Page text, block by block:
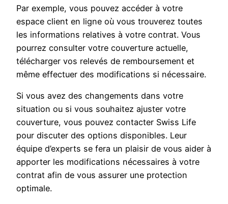
Par exemple, vous pouvez accéder à votre
espace client en ligne où vous trouverez toutes
les informations relatives à votre contrat. Vous
pourrez consulter votre couverture actuelle,
télécharger vos relevés de remboursement et
même effectuer des modifications si nécessaire.
Si vous avez des changements dans votre
situation ou si vous souhaitez ajuster votre
couverture, vous pouvez contacter Swiss Life
pour discuter des options disponibles. Leur
équipe d’experts se fera un plaisir de vous aider à
apporter les modifications nécessaires à votre
contrat afin de vous assurer une protection
optimale.